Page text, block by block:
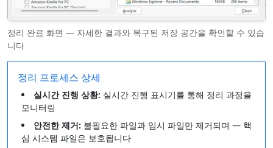
정리 완료 화면 — 자세한 결과와 복구된 저장 공간을 확인할 수 있습
니다
정리 프로세스 상세
실시간 진행 상황: 실시간 진행 표시기를 통해 정리 과정을
모니터링
안전한 제거: 불필요한 파일과 임시 파일만 제거되며 — 핵
심 시스템 파일은 보호됩니다